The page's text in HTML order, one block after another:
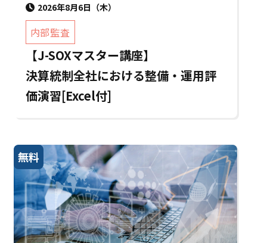
2026年8月6日（木）
内部監査
【J-SOXマスター講座】
決算統制全社における整備・運用評
価演習[Excel付]
無料